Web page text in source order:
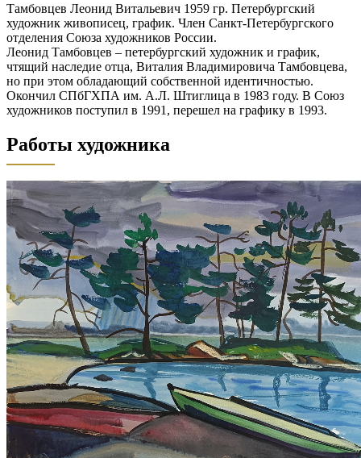
Тамбовцев Леонид Витальевич 1959 гр. Петербургский
художник живописец, график. Член Санкт-Петербургского
отделения Союза художников России.
Леонид Тамбовцев – петербургский художник и график,
чтящий наследие отца, Виталия Владимировича Тамбовцева,
но при этом обладающий собственной идентичностью.
Окончил СПбГХПА им. А.Л. Штиглица в 1983 году. В Союз
художников поступил в 1991, перешел на графику в 1993.
Работы художника